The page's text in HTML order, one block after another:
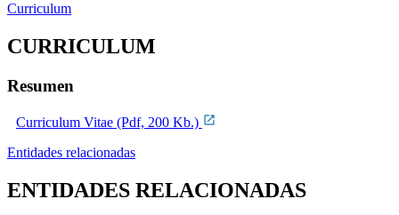
Curriculum
CURRICULUM
Resumen
Curriculum Vitae (Pdf, 200 Kb.)
Entidades relacionadas
ENTIDADES RELACIONADAS